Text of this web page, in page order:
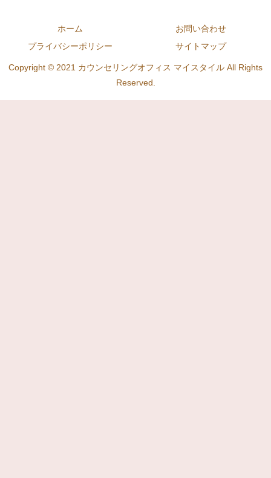
ホーム
お問い合わせ
プライバシーポリシー
サイトマップ
Copyright © 2021 カウンセリングオフィス マイスタイル All Rights
Reserved.